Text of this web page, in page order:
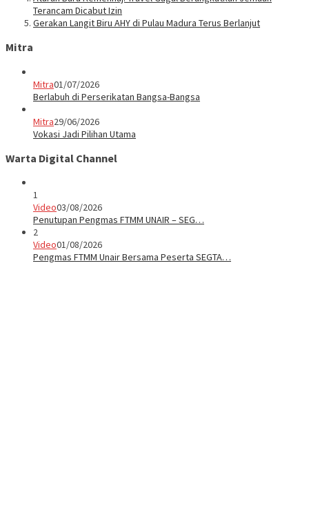
Terancam Dicabut Izin
Gerakan Langit Biru AHY di Pulau Madura Terus Berlanjut
Mitra
Mitra01/07/2026
Berlabuh di Perserikatan Bangsa-Bangsa
Mitra29/06/2026
Vokasi Jadi Pilihan Utama
Warta Digital Channel
1
Video03/08/2026
Penutupan Pengmas FTMM UNAIR – SEG…
2
Video01/08/2026
Pengmas FTMM Unair Bersama Peserta SEGTA…